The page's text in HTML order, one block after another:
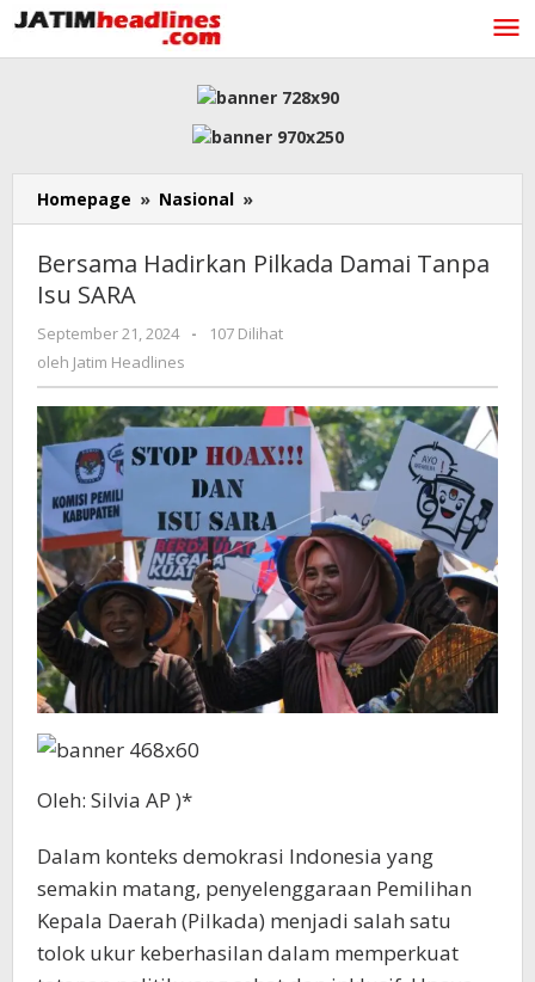
Lewati
ke
konten
Homepage » Nasional »
Hadirkan
Damai
Isu
Bersama Hadirkan Pilkada Damai Tanpa
Isu SARA
September 21, 2024
oleh
-
107 Dilihat
oleh Jatim Headlines
Oleh: Silvia AP )*
Dalam konteks demokrasi Indonesia yang
semakin matang, penyelenggaraan Pemilihan
Kepala Daerah (Pilkada) menjadi salah satu
tolok ukur keberhasilan dalam memperkuat